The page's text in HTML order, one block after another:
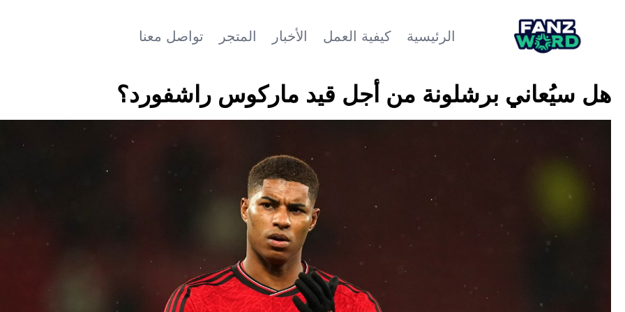
الرئيسية كيفية العمل الأخبار المتجر تواصل معنا
هل سيُعاني برشلونة من أجل قيد ماركوس راشفورد؟